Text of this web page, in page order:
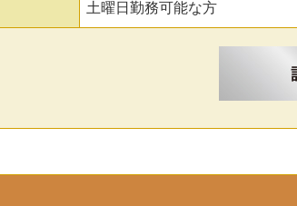
土曜日勤務可能な方